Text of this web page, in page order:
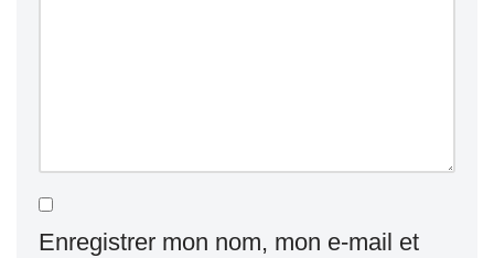
Enregistrer mon nom, mon e-mail et